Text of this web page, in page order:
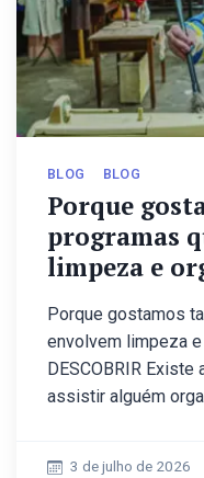
BLOG BLOG
Porque
programas
limpeza e
Porque gostamos
envolvem limpeza
DESCOBRIR
assistir alguém
3 de julho de 2026